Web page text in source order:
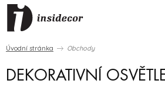
Úvodní stránka Obchody
DEKORATIVNÍ